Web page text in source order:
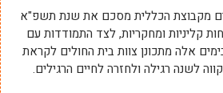
מקבוצת הכללית מסכם את שנת תשפ"א
קליניות ומחקריות, לצד התמודדות עם
אלה מתכונן צוות בית החולים לקראת
לשנה רגילה ולחזרה לחיים הרגילים.